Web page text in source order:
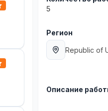
5
Регион
Republic of
Описание